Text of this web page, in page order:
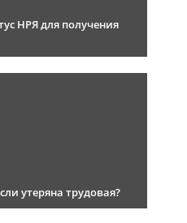
НРЯ для получения
утеряна трудовая?